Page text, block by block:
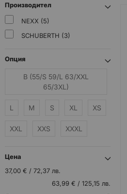
Производител
NEXX
5
SCHUBERTH
3
Опция
B (55/S 59/L 63/XXL
65/3XL)
L M S XL XS
XXL XXS XXXL
Цена
37,00 € / 72,37 лв.
63,99 € /125,15 лв.